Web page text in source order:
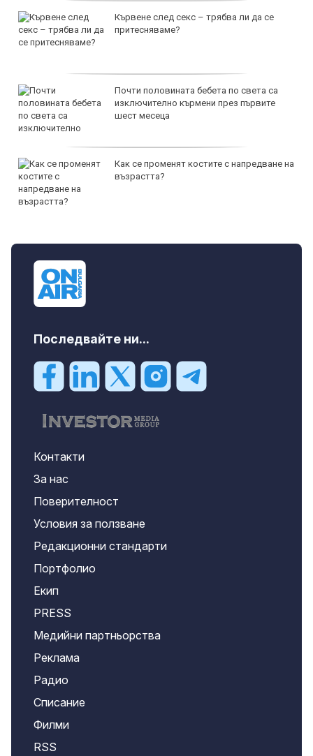
Кървене след секс – трябва ли да се
притесняваме?
Почти половината бебета по света са
изключително кърмени през първите
шест месеца
Как се променят костите с напредване на
възрастта?
Последвайте ни...
Контакти
За нас
Поверителност
Условия за ползване
Редакционни стандарти
Портфолио
Екип
PRESS
Медийни партньорства
Реклама
Радио
Списание
Филми
RSS